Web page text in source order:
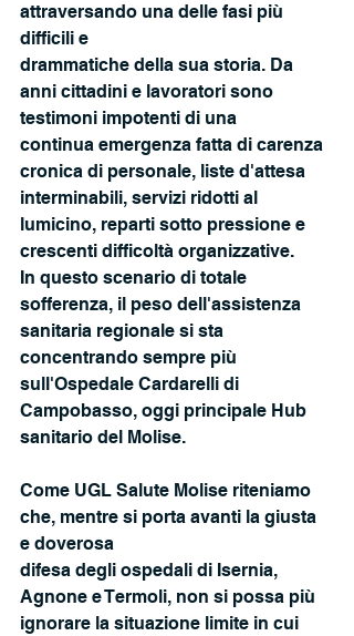
attraversando una delle fasi più
difficili e
drammatiche della sua storia. Da
anni cittadini e lavoratori sono
testimoni impotenti di una
continua emergenza fatta di carenza
cronica di personale, liste d'attesa
interminabili, servizi ridotti al
lumicino, reparti sotto pressione e
crescenti difficoltà organizzative.
In questo scenario di totale
sofferenza, il peso dell'assistenza
sanitaria regionale si sta
concentrando sempre più
sull'Ospedale Cardarelli di
Campobasso, oggi principale Hub
sanitario del Molise.
Come UGL Salute Molise riteniamo
che, mentre si porta avanti la giusta
e doverosa
difesa degli ospedali di Isernia,
Agnone e Termoli, non si possa più
ignorare la situazione limite in cui